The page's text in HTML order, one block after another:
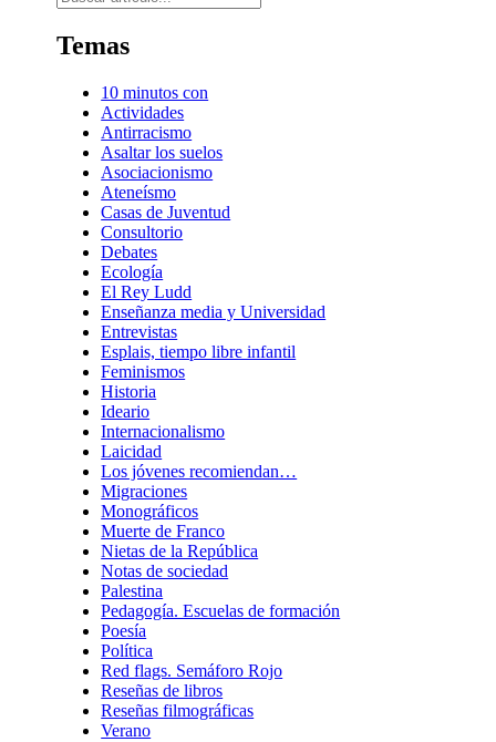
Temas
10 minutos con
Actividades
Antirracismo
Asaltar los suelos
Asociacionismo
Ateneísmo
Casas de Juventud
Consultorio
Debates
Ecología
El Rey Ludd
Enseñanza media y Universidad
Entrevistas
Esplais, tiempo libre infantil
Feminismos
Historia
Ideario
Internacionalismo
Laicidad
Los jóvenes recomiendan…
Migraciones
Monográficos
Muerte de Franco
Nietas de la República
Notas de sociedad
Palestina
Pedagogía. Escuelas de formación
Poesía
Política
Red flags. Semáforo Rojo
Reseñas de libros
Reseñas filmográficas
Verano